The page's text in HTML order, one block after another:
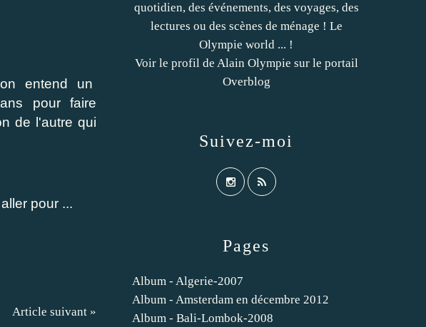
entend un
pour faire
de l'autre qui
pour ...
Article suivant »
Pages
Album - Algerie-2007
Album - Amsterdam en décembre 2012
Album - Bali-Lombok-2008
quotidien, des événements, des voyages, des
lectures ou des scènes de ménage ! Le
Olympie world ... !
Voir le profil de Alain Olympie sur le portail
Overblog
Suivez-moi